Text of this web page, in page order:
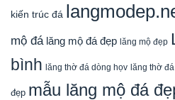
kiến trúc đá
mộ đá lăng mộ đá đẹp lăng mộ đẹp
bình lăng thờ đá dòng họv lăng thờ
đẹp mẫu lăng mộ đá